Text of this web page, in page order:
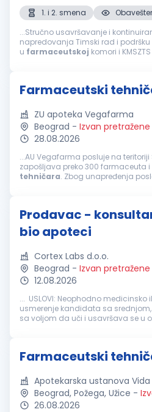
1. i 2. smena
...Stručno usavršavanje i
napredovanja Timski rad i
u farmaceutskoj
Farmaceutski
ZU apoteka Vegafarma
Beograd - Izvan
28.08.2026
...AU Vegafarma posluje na
zapošljava preko 300 farmaceuta i
tehničara. Zbog unapređenja
Prodavac -
bio apoteci
Cortex Labs d.o.o.
Beograd - Izvan
12.08.2026
... USLOVI: Neophodno medicinsko
usmerenje kandidata sa
sa voljom da uči i usavršava se u
Farmaceutski
Apotekarska ustanova Vida
Beograd, Požega, Užice -
26.08.2026